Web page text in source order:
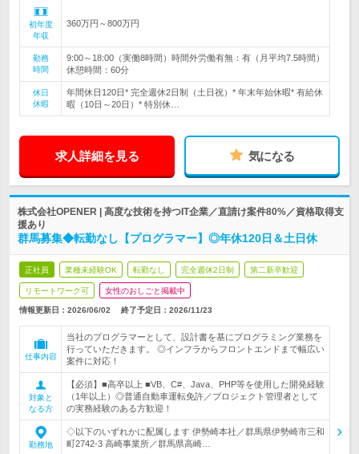
初年度
年収
360万円～800万円
勤務
時間
9:00～18:00（実働8時間）時間外労働有無：有（月平均7.5時間）
休憩時間：60分
休日
休暇
年間休日120日* 完全週休2日制（土日祝）* 年末年始休暇* 有給休
暇（10日～20日）* 特別休…
求人詳細を見る 気になる
株式会社OPENER | 高度な技術を持つIT企業／直請け案件80%／資格取得支
援あり
群馬募集◆転勤なし【プログラマー】◎年休120日＆土日休
正社員 業種未経験OK 転勤なし 完全週休2日制 第二新卒歓迎
リモートワーク可 女性のおしごと掲載中
情報更新日：2026/06/02 終了予定日： 2026/11/23
仕事内容
当社のプログラマーとして、設計書を基にプログラミング業務を
行っていただきます。 ◎インフラからフロントエンドまで幅広い
案件に対応！
対象と
なる方
【必須】■高卒以上 ■VB、C#、Java、PHP等を使用した開発経験
（1年以上）◎普通自動車運転免許／プロジェクト管理者として
の実務経験のある方歓迎！
勤務地
◇以下のいずれかに配属します 伊勢崎本社／群馬県伊勢崎市三和
町2742-3 高崎事業所／群馬県高崎…